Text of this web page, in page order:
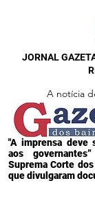
JORNAL
A notícia
"A imprensa deve
aos
Suprema Corte
que divulgaram